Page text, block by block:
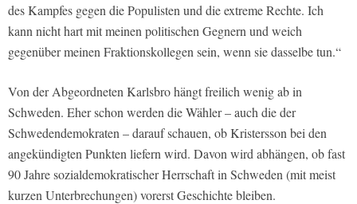
des Kampfes gegen die Populisten und die extreme Rechte. Ich
kann nicht hart mit meinen politischen Gegnern und weich
gegenüber meinen Fraktionskollegen sein, wenn sie dasselbe tun.“
Von der Abgeordneten Karlsbro hängt freilich wenig ab in
Schweden. Eher schon werden die Wähler – auch die der
Schwedendemokraten – darauf schauen, ob Kristersson bei den
angekündigten Punkten liefern wird. Davon wird abhängen, ob fast
90 Jahre sozialdemokratischer Herrschaft in Schweden (mit meist
kurzen Unterbrechungen) vorerst Geschichte bleiben.